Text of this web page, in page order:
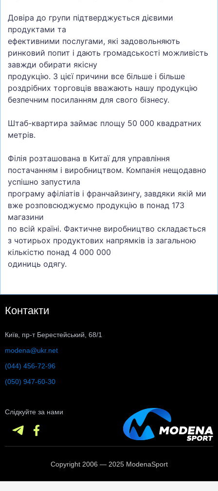
Довіра до групи підтверджується дієвими
продуктами та
ефективними послугами, які задовольняють
ринковий попит і дають громадськості можливість
завжди обирати якісну
продукцію. З цієї причини все більше і більше
роздрібних торговців вважають нашу продукцію
безпечним посиланням для свого бізнесу.
Штаб-квартира займає площу 50 000 квадратних
метрів.
Філія розташована в Китаї для управління
постачанням і виробництвом. Компанія нещодавно
успішно запустила
програму афіліатів і франчайзингу, завдяки якій ми
вже розповсюджуємо продукцію в понад 173
магазини
по всій країні. Фактичне виробництво складається
з чотирьох продуктових напрямків із загальною
кількістю понад 4 000 000
одиниць одягу.
Контакти
Київ, пр-т Берестейський, 68/1
modena@ukr.net
(044) 456-72-96
(050) 947-60-30
Слідкуйте за нами
Copyright 2006 — 2025 ModenaSport